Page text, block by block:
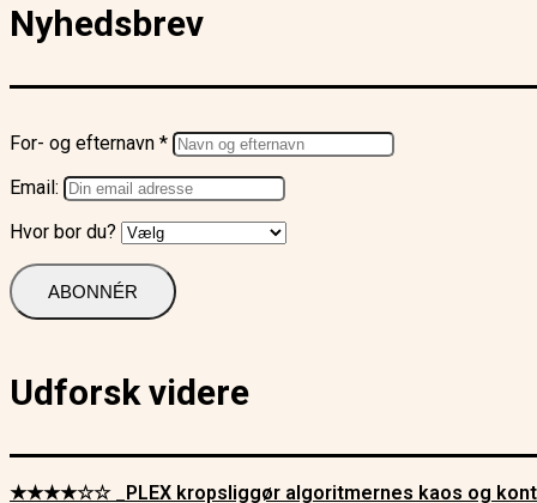
Nyhedsbrev
For- og efternavn *
Email:
Hvor bor du?
Udforsk videre
★★★★☆☆ _PLEX kropsliggør algoritmernes kaos og